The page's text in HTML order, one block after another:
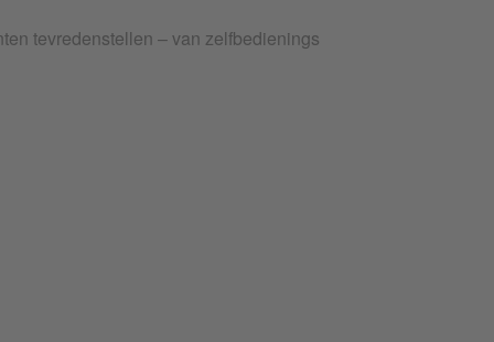
tevredenstellen – van zelfbedienings